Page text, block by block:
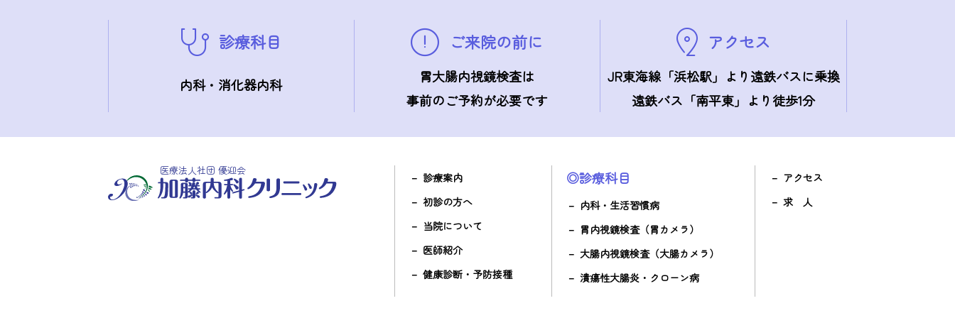
診療科目
内科・消化器内科
ご来院の前に
胃大腸内視鏡検査は
事前のご予約が必要です
アクセス
JR東海線「浜松駅」より遠鉄バスに乗換
遠鉄バス「南平東」より 徒歩1分
医療法人社団 優迎会
診療案内
初診の方へ
当院について
医師紹介
健康診断・予防接種
◎診療科目
内科・生活習慣病
胃内視鏡検査（胃カメラ）
大腸内視鏡検査（大腸カメラ）
潰瘍性大腸炎・クローン病
アクセス
求 人